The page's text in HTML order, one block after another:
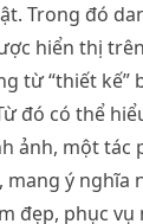
Trong đó
hiển thị
từ “thiết kế”
đó có thể
ảnh, một tác
mang ý nghĩa
đẹp, phục vụ